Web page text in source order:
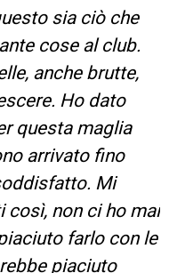
sia ciò che
cose al club.
anche brutte,
Ho dato
questa maglia
arrivato fino
Mi
non ci ho mai
farlo con le
piaciuto